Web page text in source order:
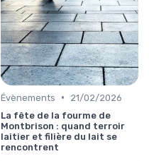
Évènements •
21/02/2026
La fête de la fourme de
Montbrison : quand terroir
laitier et filière du lait se
rencontrent